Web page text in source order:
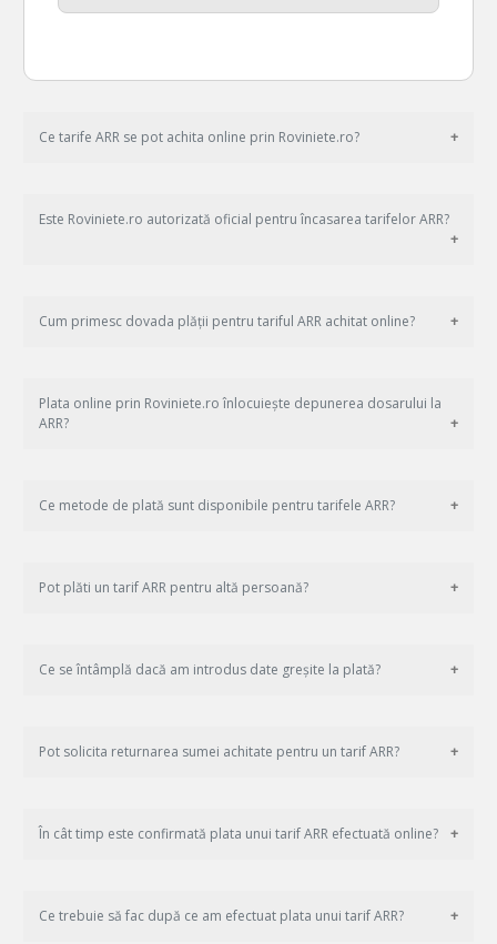
Ce tarife ARR se pot achita online prin Roviniete.ro?
Este Roviniete.ro autorizată oficial pentru încasarea tarifelor ARR?
Cum primesc dovada plății pentru tariful ARR achitat online?
Plata online prin Roviniete.ro înlocuiește depunerea dosarului la
ARR?
Ce metode de plată sunt disponibile pentru tarifele ARR?
Pot plăti un tarif ARR pentru altă persoană?
Ce se întâmplă dacă am introdus date greșite la plată?
Pot solicita returnarea sumei achitate pentru un tarif ARR?
În cât timp este confirmată plata unui tarif ARR efectuată online?
Ce trebuie să fac după ce am efectuat plata unui tarif ARR?